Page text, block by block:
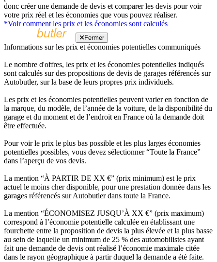
donc créer une demande de devis et comparer les devis pour voir
votre prix réel et les économies que vous pouvez réaliser.
*Voir comment les prix et les économies sont calculés
Fermer
Informations sur les prix et économies potentielles communiqués
Le nombre d'offres, les prix et les économies potentielles indiqués
sont calculés sur des propositions de devis de garages référencés sur
Autobutler, sur la base de leurs propres prix individuels.
Les prix et les économies potentielles peuvent varier en fonction de
la marque, du modèle, de l’année de la voiture, de la disponibilité du
garage et du moment et de l’endroit en France où la demande doit
être effectuée.
Pour voir le prix le plus bas possible et les plus larges économies
potentielles possibles, vous devez sélectionner “Toute la France”
dans l’aperçu de vos devis.
La mention “À PARTIR DE XX €” (prix minimum) est le prix
actuel le moins cher disponible, pour une prestation donnée dans les
garages référencés sur Autobutler dans toute la France.
La mention “ÉCONOMISEZ JUSQU’À XX €” (prix maximum)
correspond à l’économie potentielle calculée en établissant une
fourchette entre la proposition de devis la plus élevée et la plus basse
au sein de laquelle un minimum de 25 % des automobilistes ayant
fait une demande de devis ont réalisé l’économie maximale citée
dans le rayon géographique à partir duquel la demande a été faite.